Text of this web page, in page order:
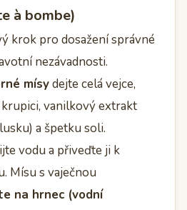
à bombe)
krok pro dosažení správné
nezávadnosti.
mísydejte celá vejce,
vanilkový extrakt
a špetku soli.
vodu a přiveďte ji k
Mísu s vaječnou
na hrnec (vodní